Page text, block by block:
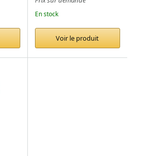
En stock
Voir le produit